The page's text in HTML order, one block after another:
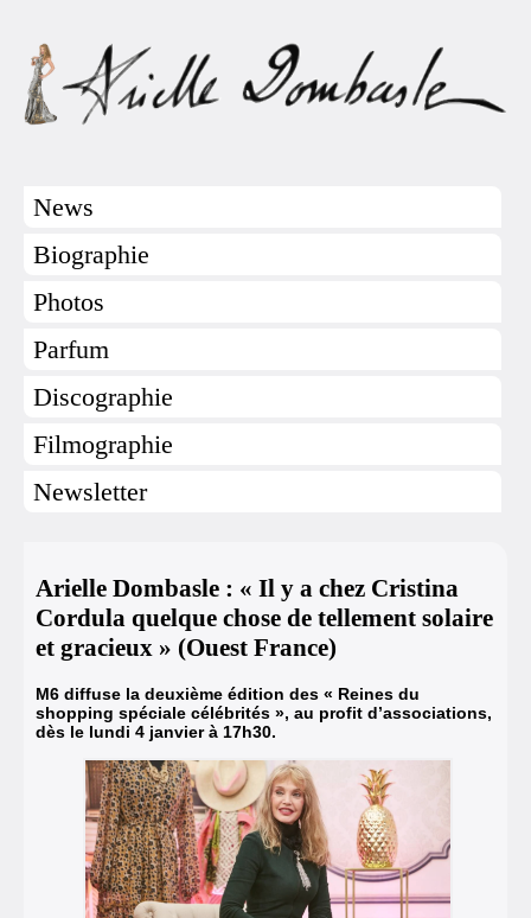
News
Biographie
Photos
Parfum
Discographie
Filmographie
Newsletter
Arielle Dombasle : « Il y a chez Cristina
Cordula quelque chose de tellement solaire
et gracieux » (Ouest France)
M6 diffuse la deuxième édition des « Reines du
shopping spéciale célébrités », au profit d’associations,
dès le lundi 4 janvier à 17h30.